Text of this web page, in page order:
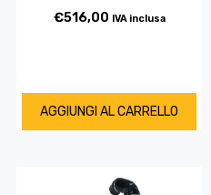
€516,00 IVA inclusa
AGGIUNGI AL CARRELLO